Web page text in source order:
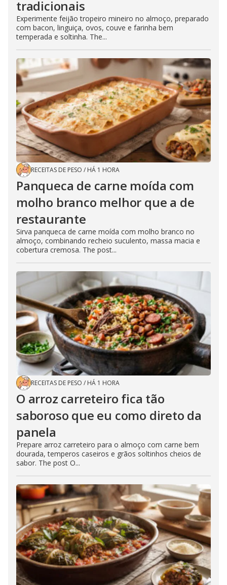
tradicionais
Experimente feijão tropeiro mineiro no almoço, preparado
com bacon, linguiça, ovos, couve e farinha bem
temperada e soltinha. The...
RECEITAS DE PESO / HÁ 1 HORA
Panqueca de carne moída com
molho branco melhor que a de
restaurante
Sirva panqueca de carne moída com molho branco no
almoço, combinando recheio suculento, massa macia e
cobertura cremosa. The post...
RECEITAS DE PESO / HÁ 1 HORA
O arroz carreteiro fica tão
saboroso que eu como direto da
panela
Prepare arroz carreteiro para o almoço com carne bem
dourada, temperos caseiros e grãos soltinhos cheios de
sabor. The post O...